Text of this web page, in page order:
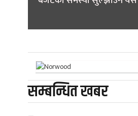
सम्बन्धित खबर